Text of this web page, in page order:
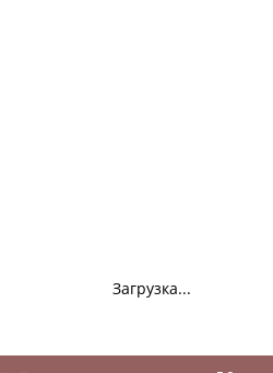
Загрузка...